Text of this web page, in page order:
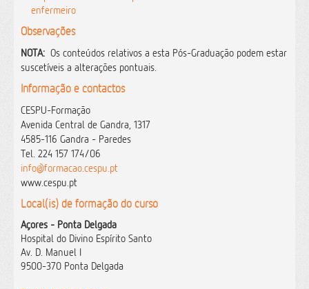
enfermeiro
Observações
NOTA: Os conteúdos relativos a esta Pós-Graduação podem estar
suscetíveis a alterações pontuais.
Informação e contactos
CESPU-Formação
Avenida Central de Gandra, 1317
4585-116 Gandra - Paredes
Tel. 224 157 174/06
info@formacao.cespu.pt
www.cespu.pt
Local(is) de formação do curso
Açores - Ponta Delgada
Hospital do Divino Espírito Santo
Av. D. Manuel I
9500-370 Ponta Delgada